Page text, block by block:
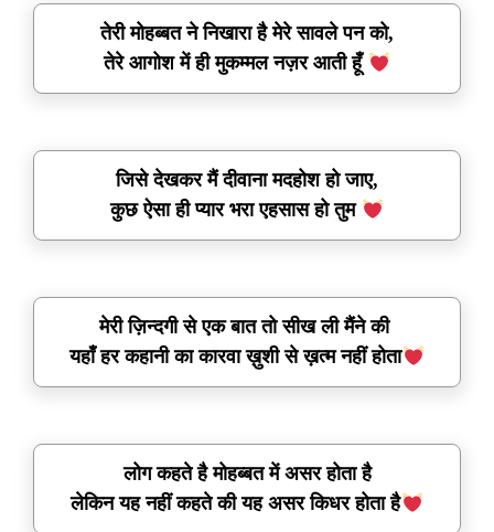
तेरी मोहब्बत ने निखारा है मेरे सावले पन को,
तेरे आगोश में ही मुकम्मल नज़र आती हूँ
जिसे देखकर मैं दीवाना मदहोश हो जाए,
कुछ ऐसा ही प्यार भरा एहसास हो तुम
मेरी ज़िन्दगी से एक बात तो सीख ली मैंने की
यहाँ हर कहानी का कारवा ख़ुशी से ख़त्म नहीं होता
लोग कहते है मोहब्बत में असर होता है
लेकिन यह नहीं कहते की यह असर किधर होता है